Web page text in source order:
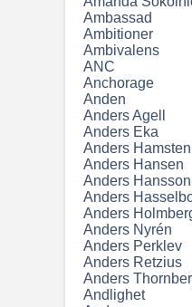
Ambassad
Ambitioner
Ambivalens
ANC
Anchorage
Anden
Anders Agell
Anders Eka
Anders Hamsten
Anders Hansen
Anders Hansson
Anders
Anders
Anders Nyrén
Anders Perklev
Anders Retzius
Anders
Andlighet